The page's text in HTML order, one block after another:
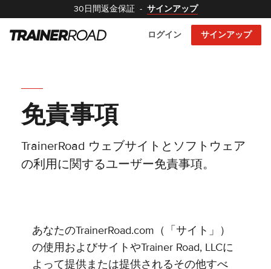
30日間返金保証 - サインアップ
ログイン サインアップ
免責事項
TrainerRoad ウェブサイトとソフトウェア
の利用に関するユーザー免責事項。
あなたのTrainerRoad.com（「サイト」）
の使用およびサイトやTrainer Road, LLCに
よって提供または提供されるその他すべ